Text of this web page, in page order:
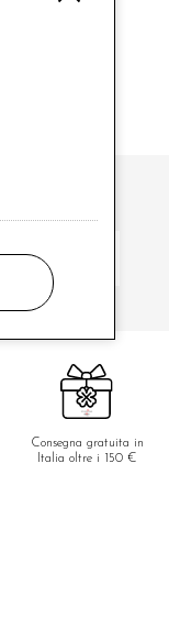
Consegna gratuita in
Italia oltre i 150 €